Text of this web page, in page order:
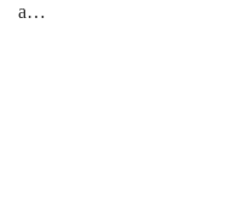
a…